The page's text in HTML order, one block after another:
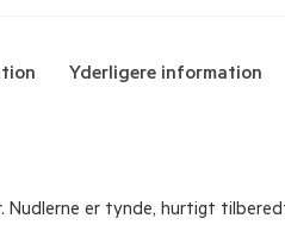
Yderligere information
er tynde, hurtigt